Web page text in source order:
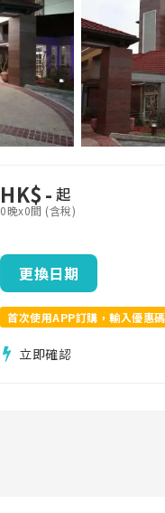
HK$- 起
0晚x0間 (含稅)
更換日期
首次使用APP訂購，輸入優惠
立即確認